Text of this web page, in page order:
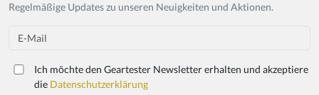
Regelmäßige Updates zu unseren Neuigkeiten und Aktionen.
Email
Ich möchte den Geartester Newsletter erhalten und akzeptiere
die Datenschutzerklärung